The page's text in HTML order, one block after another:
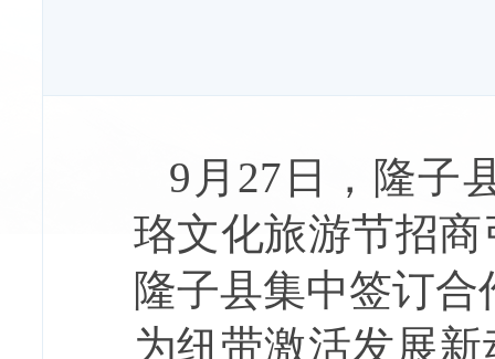
9月27日，隆子
珞文化旅游节招
隆子县集中签订
为纽带激活发展